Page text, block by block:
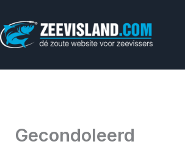
naar
de
Gecondoleerd